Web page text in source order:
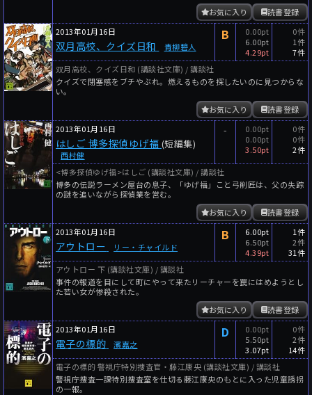
読書登録
お気に入り
2013年01月16日
双月高校、クイズ日和 青柳碧人
B
0.00pt
6.00pt
4.29pt
0件
1件
7件
双月高校、クイズ日和 (講談社文庫) / 講談社
クイズで閉塞感をブチやぶれ。燃えるものを探したいのに見つからな
い。
読書登録
お気に入り
2013年01月16日
はしご 博多探偵ゆげ福 (短編集)
西村健
-
0.00pt
0.00pt
3.50pt
0件
0件
2件
<博多探偵ゆげ福>はしご (講談社文庫) / 講談社
博多の伝説ラーメン屋台の息子、「ゆげ福」こと弓削匠は、父の失踪
の謎を追いながら探偵業を営む。
読書登録
お気に入り
2013年01月16日
アウトロー リー・チャイルド
B
6.00pt
6.50pt
4.39pt
1件
2件
31件
アウトロー 下 (講談社文庫) / 講談社
事件の報道を目にして町にやって来たリーチャーを罠にはめようとし
た若い女が惨殺された。
読書登録
お気に入り
2013年01月16日
電子の標的 濱嘉之
D
0.00pt
5.50pt
3.07pt
0件
2件
14件
電子の標的 警視庁特別捜査官・藤江康央 (講談社文庫) / 講談社
警視庁捜査一課特別捜査室を仕切る藤江康央のもとに入った児童誘拐
の一報。